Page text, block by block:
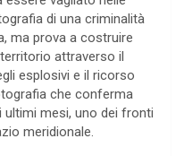
di una criminalità
ma prova a costruire
attraverso il
esplosivi e il ricorso
che conferma
ultimi mesi, uno dei fronti
meridionale.